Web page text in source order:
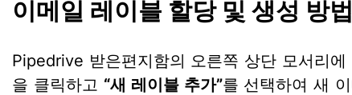
이메일 레이블 할당 및 생성 방법
Pipedrive 받은편지함의 오른쪽 상단 모서리
을 클릭하고 “새 레이블 추가”를 선택하여 새